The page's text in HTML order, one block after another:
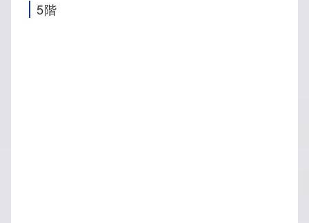
5階